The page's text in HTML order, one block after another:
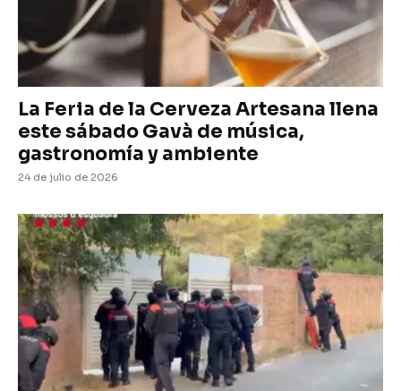
La Feria de la Cerveza Artesana llena
este sábado Gavà de música,
gastronomía y ambiente
24 de julio de 2026